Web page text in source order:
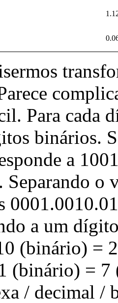
Para cada
binários.
a
Separando o
a um
(binário) =
(binário) = 7
/ decimal /